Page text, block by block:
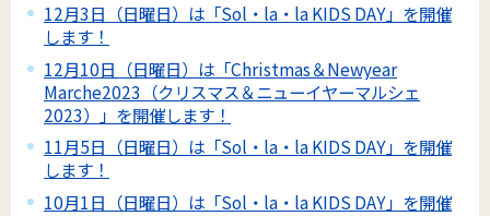
12月3日（日曜日）は「Sol・la・la KIDS DAY」を開催
します！
12月10日（日曜日）は「Christmas＆Newyear
Marche2023（クリスマス＆ニューイヤーマルシェ
2023）」を開催します！
11月5日（日曜日）は「Sol・la・la KIDS DAY」を開催
します！
10月1日（日曜日）は「Sol・la・la KIDS DAY」を開催